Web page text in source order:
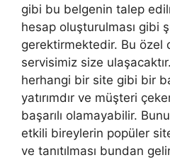
gibi bu belgenin talep
hesap oluşturulması gibi
gerektirmektedir. Bu özel
servisimiz size
herhangi bir site gibi bir
yatırımdır ve müşteri
başarılı olamayabilir.
etkili bireylerin popüler
ve tanıtılması bundan